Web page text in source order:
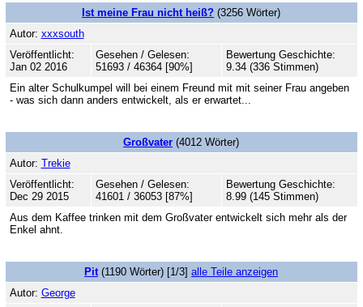
Ist meine Frau nicht heiß? (3256 Wörter)
Autor: xxxsouth
Veröffentlicht:
Jan 02 2016
Gesehen / Gelesen:
51693 / 46364 [90%]
Bewertung Geschichte:
9.34 (336 Stimmen)
Ein alter Schulkumpel will bei einem Freund mit mit seiner Frau angeben
- was sich dann anders entwickelt, als er erwartet...
Großvater (4012 Wörter)
Autor: Trekie
Veröffentlicht:
Dec 29 2015
Gesehen / Gelesen:
41601 / 36053 [87%]
Bewertung Geschichte:
8.99 (145 Stimmen)
Aus dem Kaffee trinken mit dem Großvater entwickelt sich mehr als der
Enkel ahnt.
Pit(1190 Wörter) [1/3] alle Teile anzeigen
Autor: George